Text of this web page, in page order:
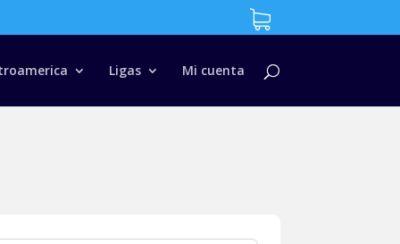
Ligas Mi cuenta